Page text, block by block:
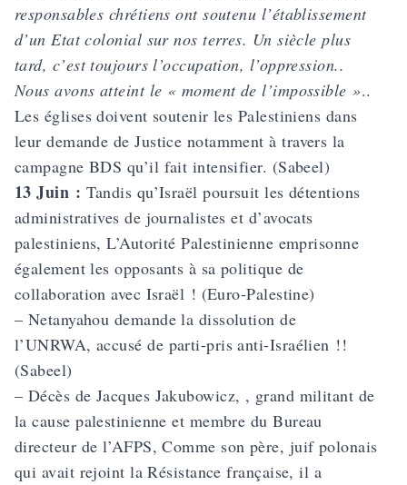
responsables chrétiens ont soutenu l’établissement
d’un Etat colonial sur nos terres. Un siècle plus
tard, c’est toujours l’occupation, l’oppression..
Nous avons atteint le « moment de l’impossible »..
Les églises doivent soutenir les Palestiniens dans
leur demande de Justice notamment à travers la
campagne BDS qu’il fait intensifier. (Sabeel)
13 Juin : Tandis qu’Israël poursuit les détentions
administratives de journalistes et d’avocats
palestiniens, L’Autorité Palestinienne emprisonne
également les opposants à sa politique de
collaboration avec Israël ! (Euro-Palestine)
– Netanyahou demande la dissolution de
l’UNRWA, accusé de parti-pris anti-Israélien !!
(Sabeel)
– Décès de Jacques Jakubowicz, , grand militant de
la cause palestinienne et membre du Bureau
directeur de l’AFPS, Comme son père, juif polonais
qui avait rejoint la Résistance française, il a